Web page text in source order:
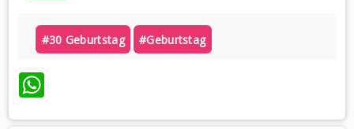
#30 Geburtstag #geburtstag
WhatsApp